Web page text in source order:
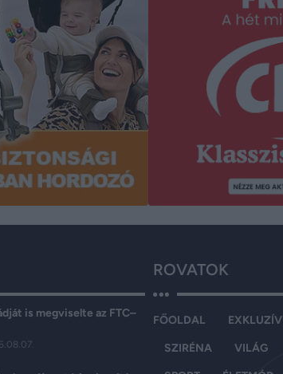
is megviselte az FTC–
ROVATOK
FŐOLDAL EXKLUZÍV
SZIRÉNA VILÁG